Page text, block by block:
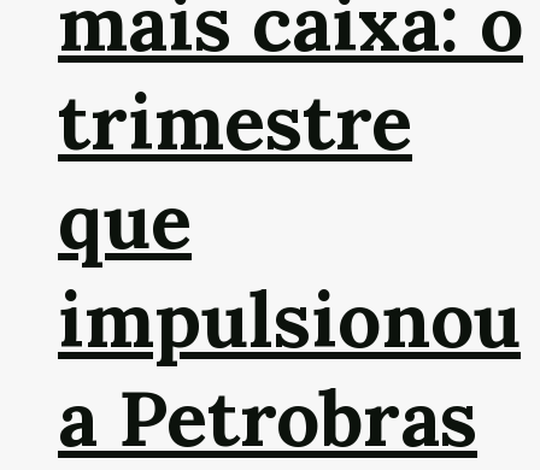
mais caixa: o
trimestre
que
impulsionou
a Petrobras